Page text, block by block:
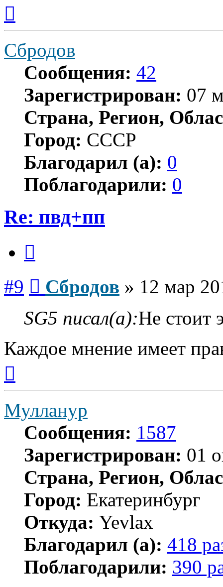
началу
Сбродов
Сообщения: 42
Зарегистрирован: 07
Страна, Регион,
Город: СССР
Благодарил (а): 0
Поблагодарили: 0
Re: пвд+пп
#9 Сбродов » 12 мар
SG5 писал(а):Не стоит
Каждое мнение имеет
началу
Мулланур
Сообщения: 1587
Зарегистрирован: 01
Страна, Регион,
Город: Екатеринбург
Откуда: Yevlax
Благодарил (а): 418
Поблагодарили: 390